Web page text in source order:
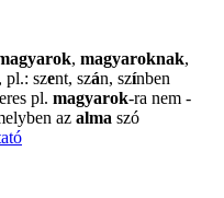
, magyaroknak,
pl.: szent, szán, színben
pl. magyarok-ra nem -
az alma szó